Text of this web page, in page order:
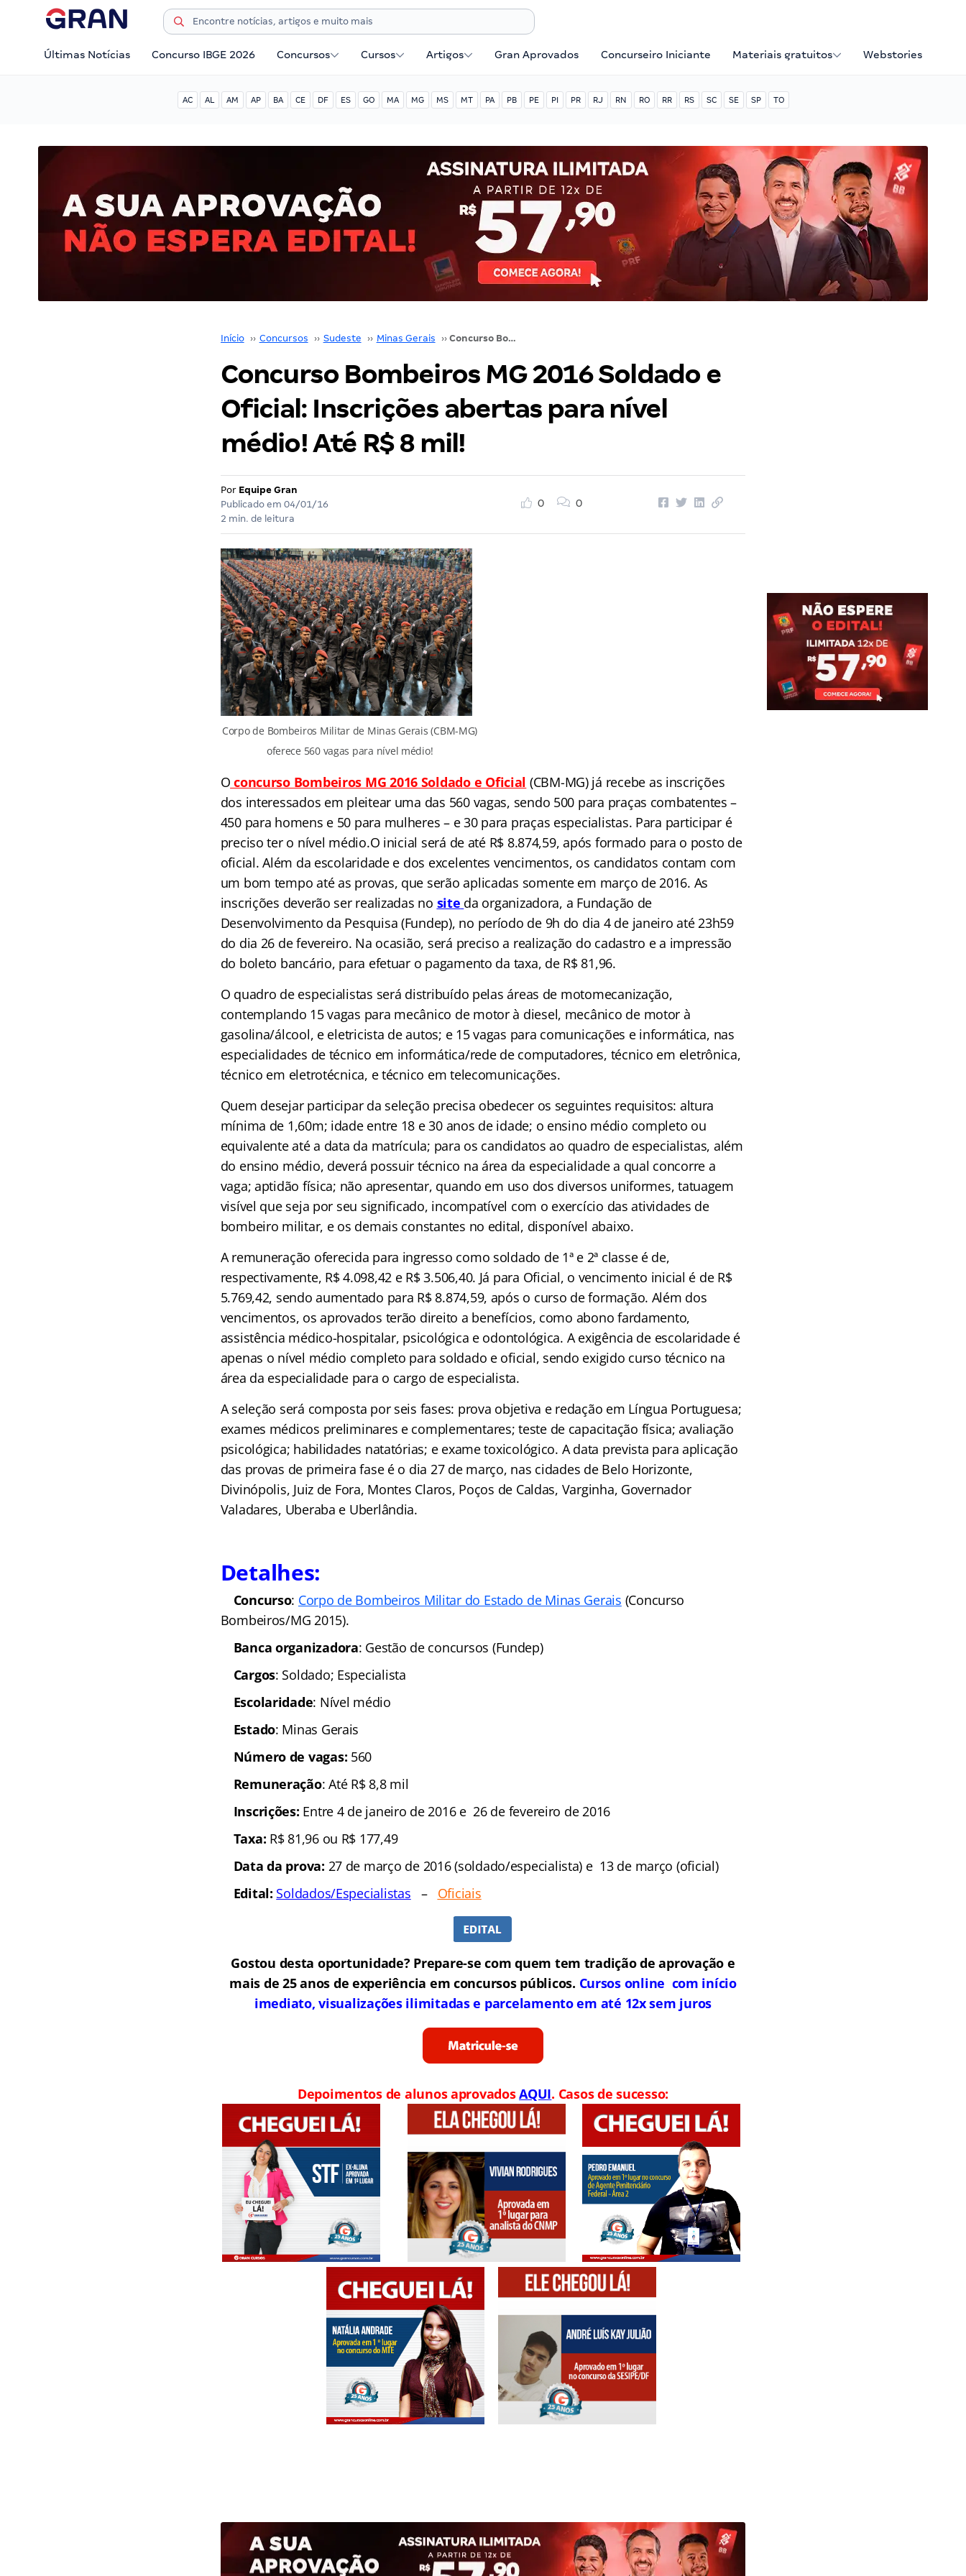
Últimas Notícias Concurso IBGE 2026 Concursos Cursos Artigos Gran Aprovados Concurseiro Iniciante Materiais gratuitos Webstories
AC AL AM AP BA CE DF ES GO MA MG MS MT PA PB PE PI PR RJ RN RO RR RS SC SE SP TO
Início ›› Concursos ›› Sudeste ›› Minas Gerais ›› Concurso Bombeiros MG 2016 Soldado e Oficial: Inscrições abertas para nível médio! Até R$ 8 mil!
Concurso Bombeiros MG 2016 Soldado e
Oficial: Inscrições abertas para nível
médio! Até R$ 8 mil!
Por Equipe Gran
Publicado em 04/01/16
2 min. de leitura
0 0
Corpo de Bombeiros Militar de Minas Gerais (CBM-MG)
oferece 560 vagas para nível médio!
O concurso Bombeiros MG 2016 Soldado e Oficial (CBM-MG) já recebe as inscrições
dos interessados em pleitear uma das 560 vagas, sendo 500 para praças combatentes –
450 para homens e 50 para mulheres – e 30 para praças especialistas. Para participar é
preciso ter o nível médio.O inicial será de até R$ 8.874,59, após formado para o posto de
oficial. Além da escolaridade e dos excelentes vencimentos, os candidatos contam com
um bom tempo até as provas, que serão aplicadas somente em março de 2016. As
inscrições deverão ser realizadas no site da organizadora, a Fundação de
Desenvolvimento da Pesquisa (Fundep), no período de 9h do dia 4 de janeiro até 23h59
do dia 26 de fevereiro. Na ocasião, será preciso a realização do cadastro e a impressão
do boleto bancário, para efetuar o pagamento da taxa, de R$ 81,96.
O quadro de especialistas será distribuído pelas áreas de motomecanização,
contemplando 15 vagas para mecânico de motor à diesel, mecânico de motor à
gasolina/álcool, e eletricista de autos; e 15 vagas para comunicações e informática, nas
especialidades de técnico em informática/rede de computadores, técnico em eletrônica,
técnico em eletrotécnica, e técnico em telecomunicações.
Quem desejar participar da seleção precisa obedecer os seguintes requisitos: altura
mínima de 1,60m; idade entre 18 e 30 anos de idade; o ensino médio completo ou
equivalente até a data da matrícula; para os candidatos ao quadro de especialistas, além
do ensino médio, deverá possuir técnico na área da especialidade a qual concorre a
vaga; aptidão física; não apresentar, quando em uso dos diversos uniformes, tatuagem
visível que seja por seu significado, incompatível com o exercício das atividades de
bombeiro militar, e os demais constantes no edital, disponível abaixo.
A remuneração oferecida para ingresso como soldado de 1ª e 2ª classe é de,
respectivamente, R$ 4.098,42 e R$ 3.506,40. Já para Oficial, o vencimento inicial é de R$
5.769,42, sendo aumentado para R$ 8.874,59, após o curso de formação. Além dos
vencimentos, os aprovados terão direito a benefícios, como abono fardamento,
assistência médico-hospitalar, psicológica e odontológica. A exigência de escolaridade é
apenas o nível médio completo para soldado e oficial, sendo exigido curso técnico na
área da especialidade para o cargo de especialista.
A seleção será composta por seis fases: prova objetiva e redação em Língua Portuguesa;
exames médicos preliminares e complementares; teste de capacitação física; avaliação
psicológica; habilidades natatórias; e exame toxicológico. A data prevista para aplicação
das provas de primeira fase é o dia 27 de março, nas cidades de Belo Horizonte,
Divinópolis, Juiz de Fora, Montes Claros, Poços de Caldas, Varginha, Governador
Valadares, Uberaba e Uberlândia.
Detalhes:
Concurso: Corpo de Bombeiros Militar do Estado de Minas Gerais (Concurso
Bombeiros/MG 2015).
Banca organizadora: Gestão de concursos (Fundep)
Cargos: Soldado; Especialista
Escolaridade: Nível médio
Estado: Minas Gerais
Número de vagas: 560
Remuneração: Até R$ 8,8 mil
Inscrições: Entre 4 de janeiro de 2016 e 26 de fevereiro de 2016
Taxa: R$ 81,96 ou R$ 177,49
Data da prova: 27 de março de 2016 (soldado/especialista) e 13 de março (oficial)
Edital: Soldados/Especialistas – Oficiais
Gostou desta oportunidade? Prepare-se com quem tem tradição de aprovação e
mais de 25 anos de experiência em concursos públicos. Cursos online com início
imediato, visualizações ilimitadas e parcelamento em até 12x sem juros
Depoimentos de alunos aprovadosAQUI. Casos de sucesso: